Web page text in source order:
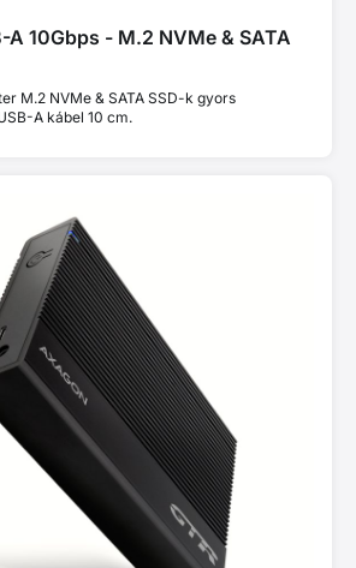
10Gbps - M.2 NVMe & SATA
M.2 NVMe & SATA SSD-k gyors
A kábel 10 cm.